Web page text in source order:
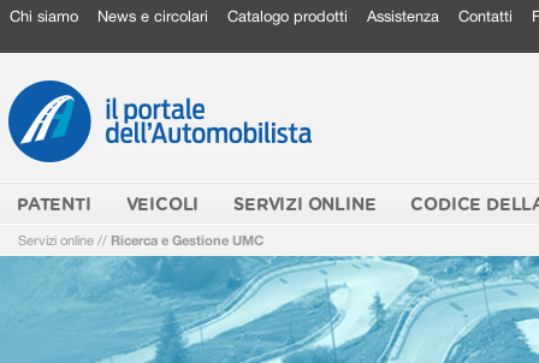
Chi siamo News e circolari Catalogo prodotti Assistenza Contatti
PATENTI VEICOLI SERVIZI ONLINE CODICE
Servizi online // Ricerca e Gestione UMC